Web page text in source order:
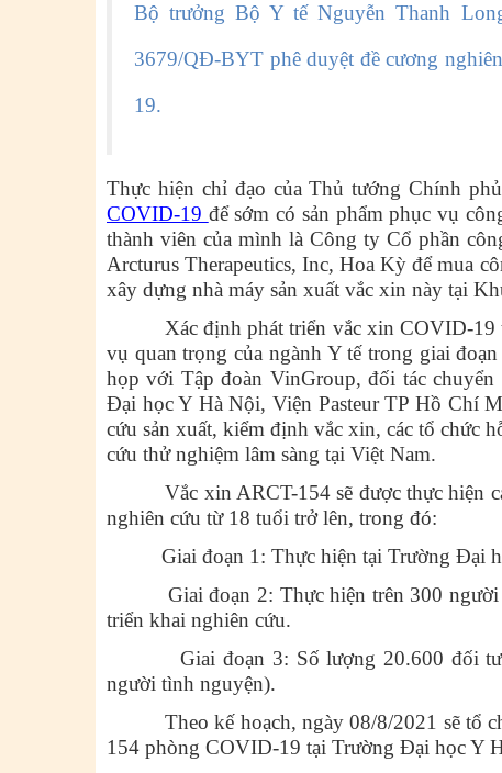
Bộ trưởng Bộ Y tế Nguyễn Thanh
3679/QĐ-BYT phê duyệt đề cương
19.
Thực hiện chỉ đạo của Thủ tướng Chính
COVID-19 để sớm có sản phẩm phục vụ
thành viên của mình là Công ty Cổ phần
Arcturus Therapeutics, Inc, Hoa Kỳ để mua
xây dựng nhà máy sản xuất vắc xin này tại
Xác định phát triển vắc xin COVID-19
vụ quan trọng của ngành Y tế trong giai
họp với Tập đoàn VinGroup, đối tác
Đại học Y Hà Nội, Viện Pasteur TP Hồ Chí
cứu sản xuất, kiểm định vắc xin, các tổ chức
cứu thử nghiệm lâm sàng tại Việt Nam.
Vắc xin ARCT-154 sẽ được thực hiện cả
nghiên cứu từ 18 tuổi trở lên, trong đó:
Giai đoạn 1: Thực hiện tại Trường Đại
Giai đoạn 2: Thực hiện trên 300 người
triển khai nghiên cứu.
Giai đoạn 3: Số lượng 20.600 đối
người tình nguyện).
Theo kế hoạch, ngày 08/8/2021 sẽ tổ
154 phòng COVID-19 tại Trường Đại học Y